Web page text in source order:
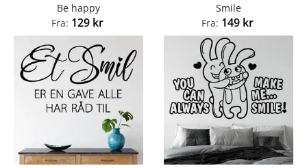
Be happy
Fra: 129 kr
Smile
Fra: 149 kr